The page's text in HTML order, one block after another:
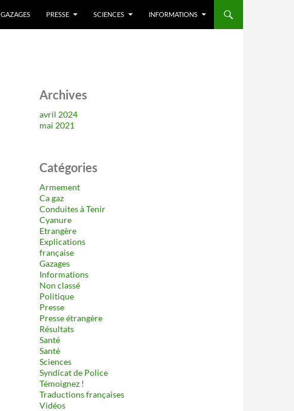
GAZAGES PRESSE SCIENCES INFORMATIONS
Archives
avril 2024
mai 2021
Catégories
Armement
Ca gaz
Conduites à Tenir
Cyanure
Etrangère
Explications
française
Gazages
Informations
Non classé
Politique
Presse
Presse étrangère
Résultats
Santé
Santé
Sciences
Syndicat de Police
Témoignez !
Traductions françaises
Vidéos